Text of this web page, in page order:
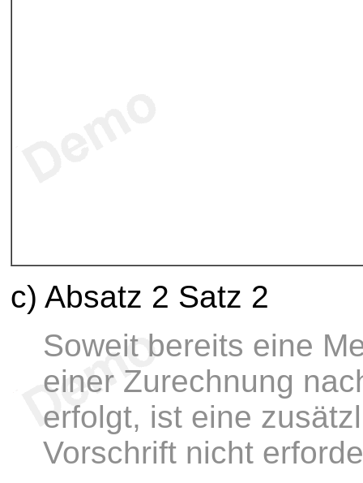
c) Absatz 2 Satz 2
Soweit bereits eine
einer Zurechnung
erfolgt, ist eine
Vorschrift nicht